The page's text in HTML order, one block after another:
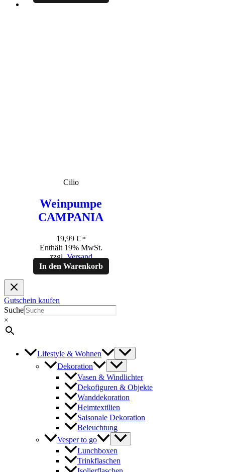
Cilio
Weinpumpe
CAMPANIA
19,99 € *
Enthält 19% MwSt.
zzgl.Versand
In den Warenkorb
Gutschein kaufen
Suche
×
Lifestyle & Wohnen
Dekoration
Vasen & Windlichter
Dekofiguren & Objekte
Wanddekoration
Heimtextilien
Saisonale Dekoration
Beleuchtung
Vesper to go
Lunchboxen
Trinkflaschen